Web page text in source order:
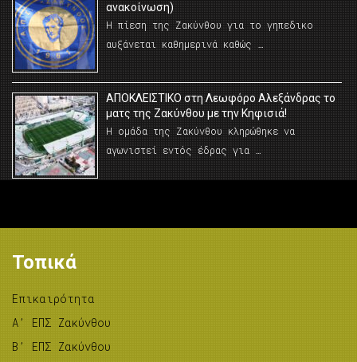
ανακοίνωση)
Η πίεση της Ζακύνθου για το γηπεδικο
αυξάνεται καθημερινά καθώς …
AΠΟΚΛΕΙΣΤΙΚΟ στη Λεωφόρο Αλεξάνδρας το
ματς της Ζακύνθου με την Κηφισιά!
Η ομάδα της Ζακύνθου κληρώθηκε να
αγωνιστεί εντός έδρας για …
Τοπικά
Επικαιρότητα
A’ ΕΠΣ Ζακύνθου
B’ ΕΠΣ Ζακύνθου